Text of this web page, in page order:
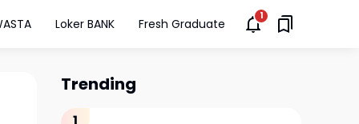
Loker BANK Fresh Graduate
Trending